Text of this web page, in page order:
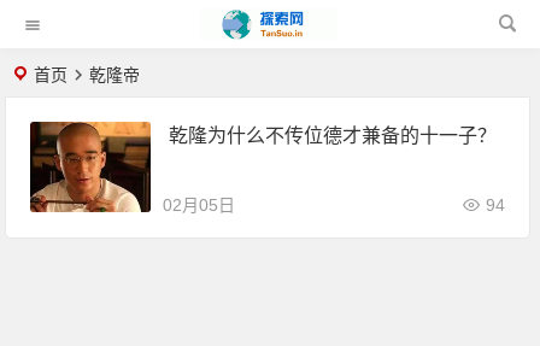
首页 乾隆帝
乾隆为什么不传位德才兼备的十一子？
02月05日 94